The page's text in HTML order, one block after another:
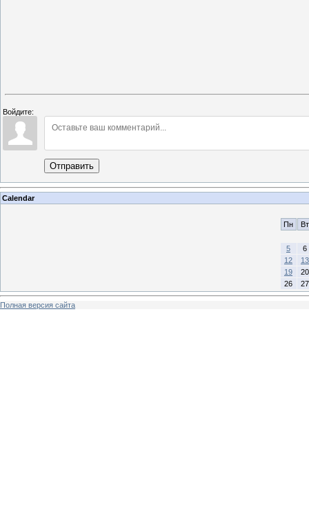
Войдите:
Отправить
Calendar
Пн Вт
5
6
12
13
19
20
26
27
Полная версия сайта